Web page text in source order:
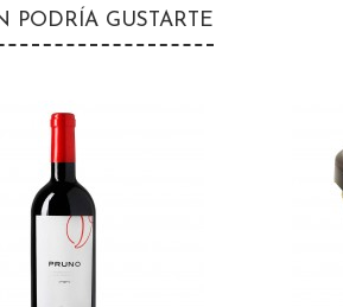
PODRÍA GUSTARTE